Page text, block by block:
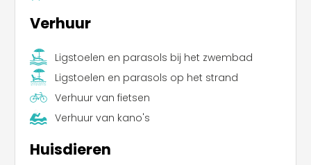
Verhuur
Ligstoelen en parasols bij het zwembad
Ligstoelen en parasols op het strand
Verhuur van fietsen
Verhuur van kano's
Huisdieren